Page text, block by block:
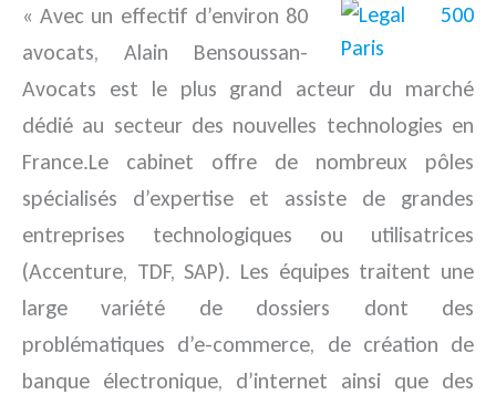
« Avec un effectif d’environ 80
avocats, Alain Bensoussan-
Avocats est le plus grand acteur du marché
dédié au secteur des nouvelles technologies en
France.Le cabinet offre de nombreux pôles
spécialisés d’expertise et assiste de grandes
entreprises technologiques ou utilisatrices
(Accenture, TDF, SAP). Les équipes traitent une
large variété de dossiers dont des
problématiques d’e-commerce, de création de
banque électronique, d’internet ainsi que des